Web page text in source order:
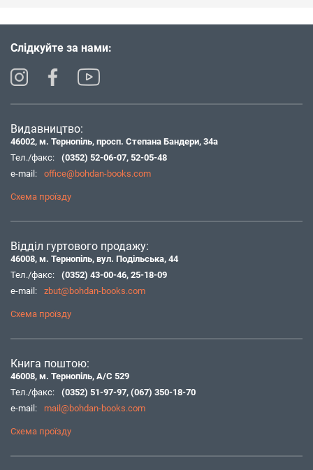
Слідкуйте за нами:
Видавництво:
46002, м. Тернопіль, просп. Степана Бандери, 34а
Тел./факс:
(0352) 52-06-07, 52-05-48
e-mail:
office@bohdan-books.com
Схема проїзду
Відділ гуртового продажу:
46008, м. Тернопіль, вул. Подільська, 44
Тел./факс:
(0352) 43-00-46, 25-18-09
e-mail:
zbut@bohdan-books.com
Схема проїзду
Книга поштою:
46008, м. Тернопіль, А/С 529
Тел./факс:
(0352) 51-97-97, (067) 350-18-70
e-mail:
mail@bohdan-books.com
Схема проїзду